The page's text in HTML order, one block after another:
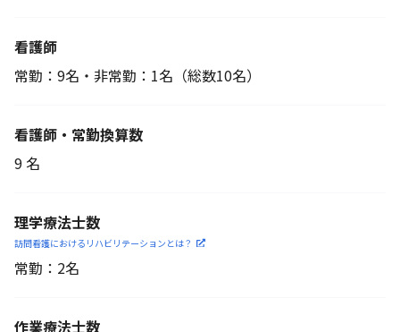
看護師
常勤：9名・非常勤：1名 （総数10名）
看護師・常勤換算数
9 名
理学療法士数
訪問看護におけるリハビリ テーションとは？
常勤：2名
作業療法士数